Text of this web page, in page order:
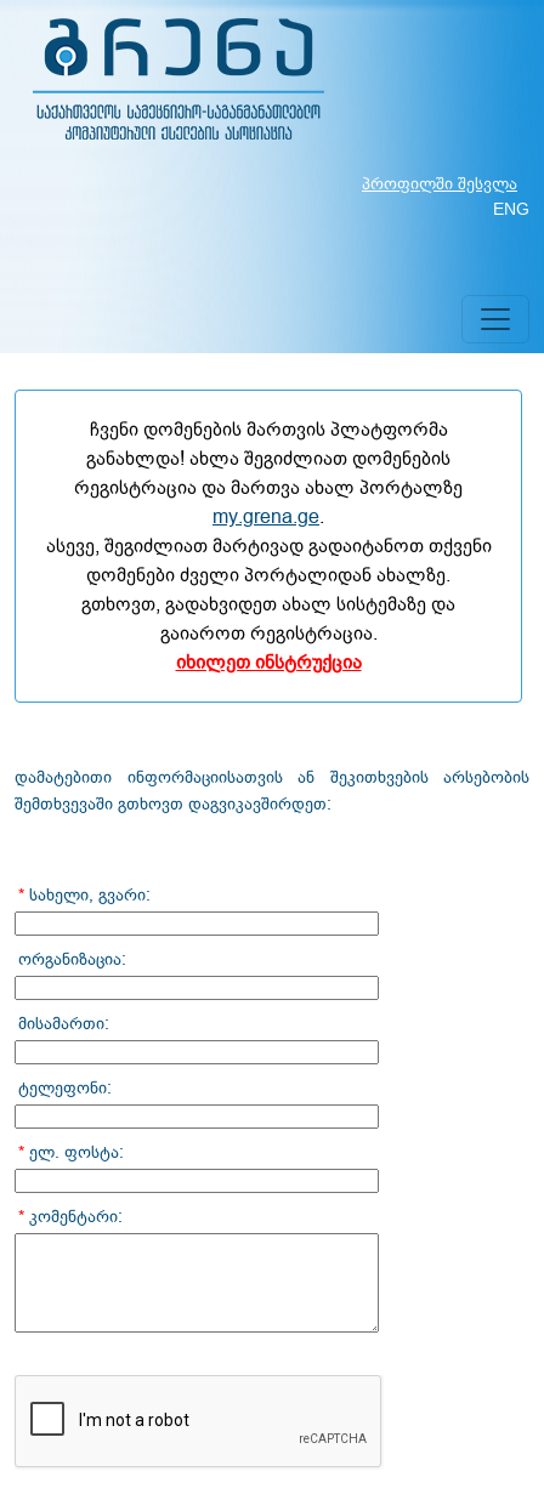
პროფილში შესვლა
ENG
ჩვენი დომენების მართვის პლატფორმა
განახლდა! ახლა შეგიძლიათ დომენების
რეგისტრაცია და მართვა ახალ პორტალზე
my.grena.ge
ასევე, შეგიძლიათ მარტივად გადაიტანოთ თქვენი
დომენები ძველი პორტალიდან ახალზე.
გთხოვთ, გადახვიდეთ ახალ სისტემაზე და
გაიაროთ რეგისტრაცია.
იხილეთ ინსტრუქცია
დამატებითი ინფორმაციისათვის ან შეკითხვების არსებობის
შემთხვევაში გთხოვთ დაგვიკავშირდეთ:
* სახელი, გვარი:
ორგანიზაცია:
მისამართი:
ტელეფონი:
* ელ. ფოსტა:
* კომენტარი: